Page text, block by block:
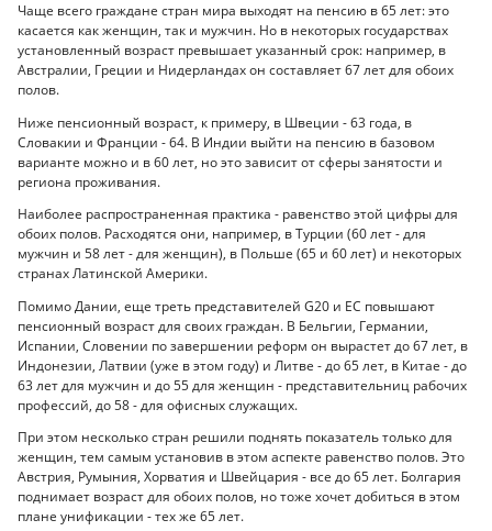
Чаще всего граждане стран мира выходят на пенсию в 65 лет: это
касается как женщин, так и мужчин. Но в некоторых государствах
установленный возраст превышает указанный срок: например, в
Австралии, Греции и Нидерландах он составляет 67 лет для обоих
полов.
Ниже пенсионный возраст, к примеру, в Швеции - 63 года, в
Словакии и Франции - 64. В Индии выйти на пенсию в базовом
варианте можно и в 60 лет, но это зависит от сферы занятости и
региона проживания.
Наиболее распространенная практика - равенство этой цифры для
обоих полов. Расходятся они, например, в Турции (60 лет - для
мужчин и 58 лет - для женщин), в Польше (65 и 60 лет) и некоторых
странах Латинской Америки.
Помимо Дании, еще треть представителей G20 и ЕС повышают
пенсионный возраст для своих граждан. В Бельгии, Германии,
Испании, Словении по завершении реформ он вырастет до 67 лет, в
Индонезии, Латвии (уже в этом году) и Литве - до 65 лет, в Китае - до
63 лет для мужчин и до 55 для женщин - представительниц рабочих
профессий, до 58 - для офисных служащих.
При этом несколько стран решили поднять показатель только для
женщин, тем самым установив в этом аспекте равенство полов. Это
Австрия, Румыния, Хорватия и Швейцария - все до 65 лет. Болгария
поднимает возраст для обоих полов, но тоже хочет добиться в этом
плане унификации - тех же 65 лет.